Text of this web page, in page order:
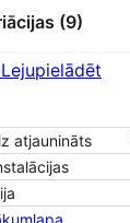
(9)
Lejupielādēt
atjaunināts